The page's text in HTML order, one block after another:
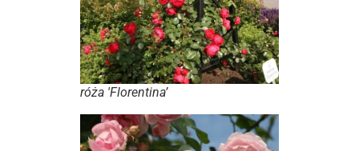
róża 'Florentina’